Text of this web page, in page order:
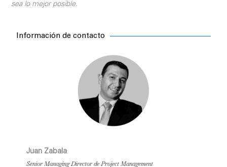
sea lo mejor posible.
Información de contacto
Juan Zabala
Senior Managing Director de Project Management